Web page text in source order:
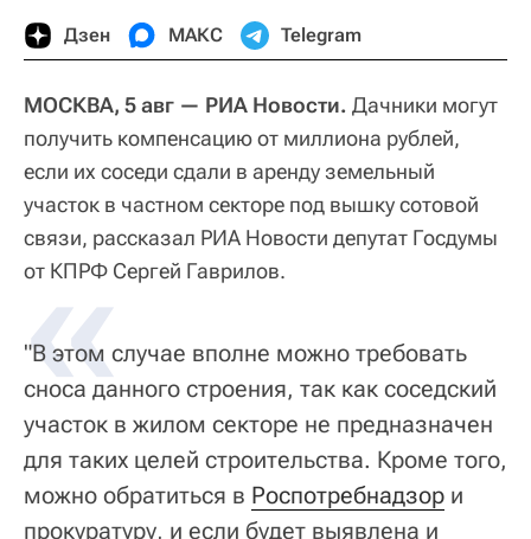
Дзен МАКС Telegram
МОСКВА, 5 авг — РИА Новости. Дачники могут
получить компенсацию от миллиона рублей,
если их соседи сдали в аренду земельный
участок в частном секторе под вышку сотовой
связи, рассказал РИА Новости депутат Госдумы
от КПРФ Сергей Гаврилов.
«
"В этом случае вполне можно требовать
сноса данного строения, так как соседский
участок в жилом секторе не предназначен
для таких целей строительства. Кроме того,
можно обратиться в Роспотребнадзор и
прокуратуру, и если будет выявлена и